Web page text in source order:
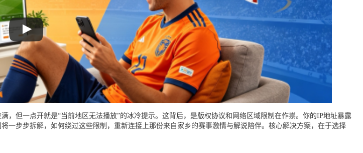
但一点开就是“当前地区无法播放”的冰冷提示。这背后，是版权协议和网络区域限制在作祟。你的IP地址暴露
一步步拆解，如何绕过这些限制，重新连接上那份来自家乡的赛事激情与解说陪伴。核心解决方案，在于选择